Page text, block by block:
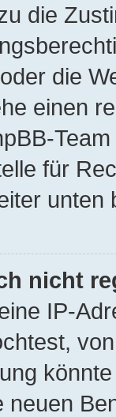
die
die
einen
für
unten
nicht
IP-
neuen